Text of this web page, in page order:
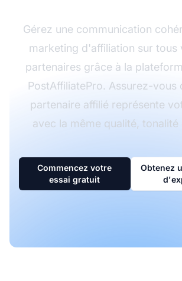
Gérez une communication
marketing d'affiliation sur tous
partenaires grâce à la
PostAffiliatePro. Assurez-vous
partenaire affilié représente
avec la même qualité, tonalité
Commencez votre
essai gratuit
Obtenez